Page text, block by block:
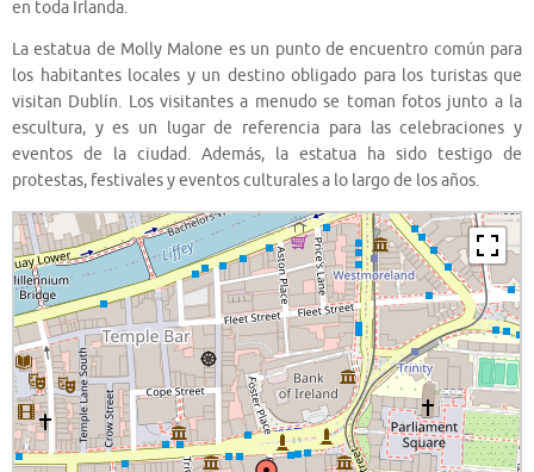
en toda Irlanda.
La estatua de Molly Malone es un punto de encuentro común para
los habitantes locales y un destino obligado para los turistas que
visitan Dublín. Los visitantes a menudo se toman fotos junto a la
escultura, y es un lugar de referencia para las celebraciones y
eventos de la ciudad. Además, la estatua ha sido testigo de
protestas, festivales y eventos culturales a lo largo de los años.